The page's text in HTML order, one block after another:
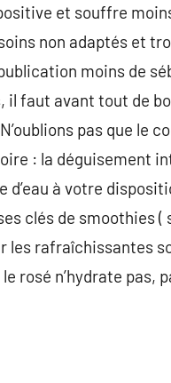
et souffre
non adaptés et
moins de
faut avant tout de
pas que le
: la déguisement
à votre
clés de smoothies (
les rafraîchissantes
n’hydrate pas,